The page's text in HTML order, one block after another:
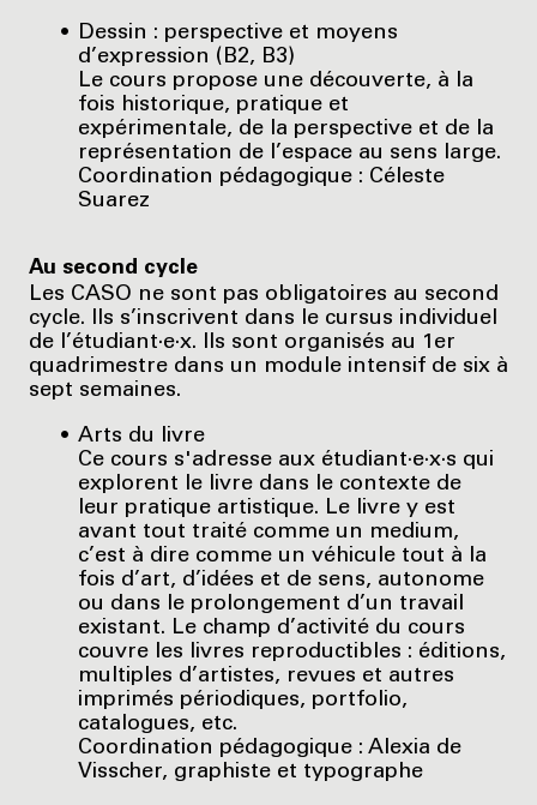
Dessin : perspective et moyens
d’expression (B2, B3)
Le cours propose une découverte, à la
fois historique, pratique et
expérimentale, de la perspective et de la
représentation de l’espace au sens large.
Coordination pédagogique : Céleste
Suarez
Au second cycle
Les CASO ne sont pas obligatoires au second
cycle. Ils s’inscrivent dans le cursus individuel
de l’étudiant·e·x. Ils sont organisés au 1er
quadrimestre dans un module intensif de six à
sept semaines.
Arts du livre
Ce cours s'adresse aux étudiant·e·x·s qui
explorent le livre dans le contexte de
leur pratique artistique. Le livre y est
avant tout traité comme un medium,
c’est à dire comme un véhicule tout à la
fois d’art, d’idées et de sens, autonome
ou dans le prolongement d’un travail
existant. Le champ d’activité du cours
couvre les livres reproductibles : éditions,
multiples d’artistes, revues et autres
imprimés périodiques, portfolio,
catalogues, etc.
Coordination pédagogique : Alexia de
Visscher, graphiste et typographe